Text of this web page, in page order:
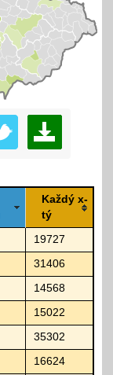
Každý x-
tý
19727
31406
14568
15022
35302
16624